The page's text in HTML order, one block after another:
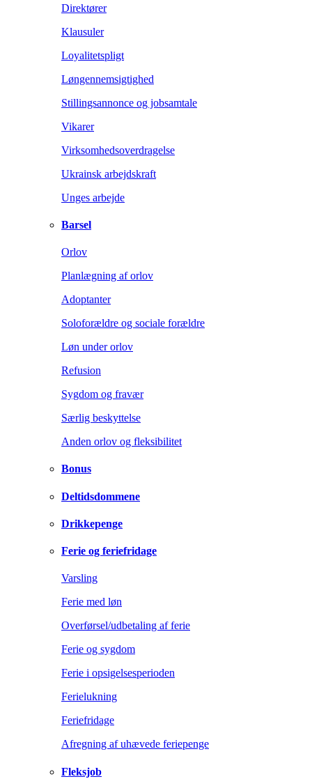
Direktører
Klausuler
Loyalitetspligt
Løngennemsigtighed
Stillingsannonce og jobsamtale
Vikarer
Virksomhedsoverdragelse
Ukrainsk arbejdskraft
Unges arbejde
Barsel
Orlov
Planlægning af orlov
Adoptanter
Soloforældre og sociale forældre
Løn under orlov
Refusion
Sygdom og fravær
Særlig beskyttelse
Anden orlov og fleksibilitet
Bonus
Deltidsdommene
Drikkepenge
Ferie og feriefridage
Varsling
Ferie med løn
Overførsel/udbetaling af ferie
Ferie og sygdom
Ferie i opsigelsesperioden
Ferielukning
Feriefridage
Afregning af uhævede feriepenge
Fleksjob